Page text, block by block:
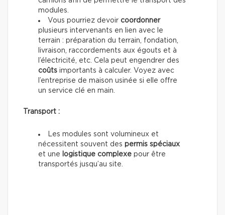
modules.
Vous pourriez devoir coordonner
plusieurs intervenants en lien avec le
terrain : préparation du terrain, fondation,
livraison, raccordements aux égouts et à
l’électricité, etc. Cela peut engendrer des
coûts importants à calculer. Voyez avec
l’entreprise de maison usinée si elle offre
un service clé en main.
Transport :
Les modules sont volumineux et
nécessitent souvent des permis spéciaux
et une logistique complexe pour être
transportés jusqu’au site.